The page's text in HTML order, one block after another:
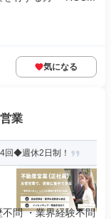
気になる
業
回◆週休2日制！
問 ・業界経験不問